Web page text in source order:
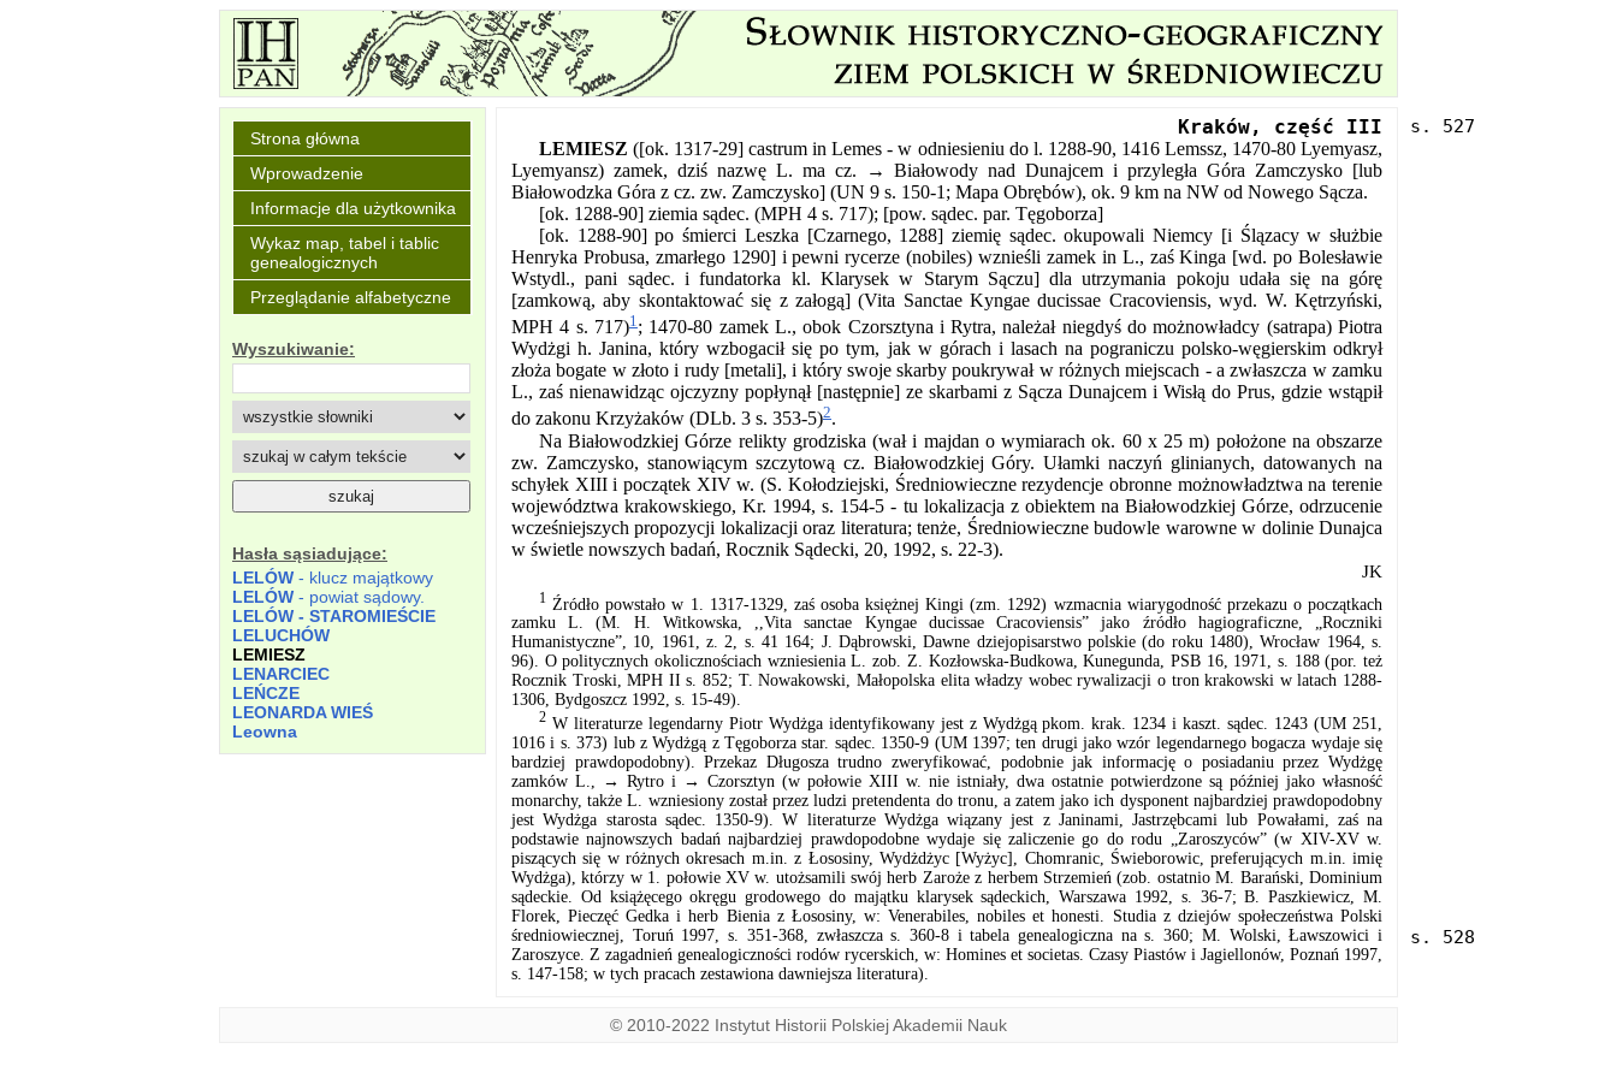
Strona główna
Wprowadzenie
Informacje dla użytkownika
Wykaz map, tabel i tablic
genealogicznych
Przeglądanie alfabetyczne
Wyszukiwanie:
Hasła sąsiadujące:
LELÓW - klucz majątkowy
LELÓW - powiat sądowy.
LELÓW - STAROMIEŚCIE
LELUCHÓW
LEMIESZ
LENARCIEC
LEŃCZE
LEONARDA WIEŚ
Leowna
Kraków, część III
LEMIESZ ([ok. 1317-29] castrum in Lemes - w odniesieniu do l. 1288-90, 1416 Lemssz, 1470-80 Lyemyasz,
Lyemyansz) zamek, dziś nazwę L. ma cz. → Białowody nad Dunajcem i przyległa Góra Zamczysko [lub
Białowodzka Góra z cz. zw. Zamczysko] (UN 9 s. 150-1; Mapa Obrębów), ok. 9 km na NW od Nowego Sącza.
[ok. 1288-90] ziemia sądec. (MPH 4 s. 717); [pow. sądec. par. Tęgoborza]
[ok. 1288-90] po śmierci Leszka [Czarnego, 1288] ziemię sądec. okupowali Niemcy [i Ślązacy w służbie
Henryka Probusa, zmarłego 1290] i pewni rycerze (nobiles) wznieśli zamek in L., zaś Kinga [wd. po Bolesławie
Wstydl., pani sądec. i fundatorka kl. Klarysek w Starym Sączu] dla utrzymania pokoju udała się na górę
[zamkową, aby skontaktować się z załogą] (Vita Sanctae Kyngae ducissae Cracoviensis, wyd. W. Kętrzyński,
MPH 4 s. 717)1; 1470-80 zamek L., obok Czorsztyna i Rytra, należał niegdyś do możnowładcy (satrapa) Piotra
Wydżgi h. Janina, który wzbogacił się po tym, jak w górach i lasach na pograniczu polsko-węgierskim odkrył
złoża bogate w złoto i rudy [metali], i który swoje skarby poukrywał w różnych miejscach - a zwłaszcza w zamku
L., zaś nienawidząc ojczyzny popłynął [następnie] ze skarbami z Sącza Dunajcem i Wisłą do Prus, gdzie wstąpił
do zakonu Krzyżaków (DLb. 3 s. 353-5)2.
Na Białowodzkiej Górze relikty grodziska (wał i majdan o wymiarach ok. 60 x 25 m) położone na obszarze
zw. Zamczysko, stanowiącym szczytową cz. Białowodzkiej Góry. Ułamki naczyń glinianych, datowanych na
schyłek XIII i początek XIV w. (S. Kołodziejski, Średniowieczne rezydencje obronne możnowładztwa na terenie
województwa krakowskiego, Kr. 1994, s. 154-5 - tu lokalizacja z obiektem na Białowodzkiej Górze, odrzucenie
wcześniejszych propozycji lokalizacji oraz literatura; tenże, Średniowieczne budowle warowne w dolinie Dunajca
w świetle nowszych badań, Rocznik Sądecki, 20, 1992, s. 22-3).
JK
1
Źródło powstało w 1. 1317-1329, zaś osoba księżnej Kingi (zm. 1292) wzmacnia wiarygodność przekazu o początkach
zamku L. (M. H. Witkowska, ,,Vita sanctae Kyngae ducissae Cracoviensis” jako źródło hagiograficzne, „Roczniki
Humanistyczne”, 10, 1961, z. 2, s. 41 164; J. Dąbrowski, Dawne dziejopisarstwo polskie (do roku 1480), Wrocław 1964, s.
96). O politycznych okolicznościach wzniesienia L. zob. Z. Kozłowska-Budkowa, Kunegunda, PSB 16, 1971, s. 188 (por. też
Rocznik Troski, MPH II s. 852; T. Nowakowski, Małopolska elita władzy wobec rywalizacji o tron krakowski w latach 1288-
1306, Bydgoszcz 1992, s. 15-49).
2 W literaturze legendarny Piotr Wydżga identyfikowany jest z Wydżgą pkom. krak. 1234 i kaszt. sądec. 1243 (UM 251,
1016 i s. 373) lub z Wydżgą z Tęgoborza star. sądec. 1350-9 (UM 1397; ten drugi jako wzór legendarnego bogacza wydaje się
bardziej prawdopodobny). Przekaz Długosza trudno zweryfikować, podobnie jak informację o posiadaniu przez Wydżgę
zamków L., → Rytro i → Czorsztyn (w połowie XIII w. nie istniały, dwa ostatnie potwierdzone są później jako własność
monarchy, także L. wzniesiony został przez ludzi pretendenta do tronu, a zatem jako ich dysponent najbardziej prawdopodobny
jest Wydżga starosta sądec. 1350-9). W literaturze Wydżga wiązany jest z Janinami, Jastrzębcami lub Powałami, zaś na
podstawie najnowszych badań najbardziej prawdopodobne wydaje się zaliczenie go do rodu „Zaroszyców” (w XIV-XV w.
piszących się w różnych okresach m.in. z Łososiny, Wydżdżyc [Wyżyc], Chomranic, Świeborowic, preferujących m.in. imię
Wydżga), którzy w 1. połowie XV w. utożsamili swój herb Zaroże z herbem Strzemień (zob. ostatnio M. Barański, Dominium
sądeckie. Od książęcego okręgu grodowego do majątku klarysek sądeckich, Warszawa 1992, s. 36-7; B. Paszkiewicz, M.
Florek, Pieczęć Gedka i herb Bienia z Łososiny, w: Venerabiles, nobiles et honesti. Studia z dziejów społeczeństwa Polski
średniowiecznej, Toruń 1997, s. 351-368, zwłaszcza s. 360-8 i tabela genealogiczna na s. 360; M. Wolski, Ławszowici i
Zaroszyce. Z zagadnień genealogiczności rodów rycerskich, w: Homines et societas. Czasy Piastów i Jagiellonów, Poznań 1997,
s. 147-158; w tych pracach zestawiona dawniejsza literatura).
© 2010-2022 Instytut Historii Polskiej Akademii Nauk